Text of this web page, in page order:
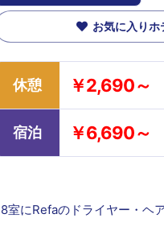
お気に入りホ
休憩 ￥2,690～
宿泊 ￥6,690～
にRefaのドライヤー・ヘ